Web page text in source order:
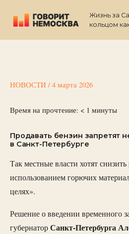
содержимому
Жизнь за
кольцом
НОВОСТИ / 4 марта 2026
Время на прочтение: < 1 минуты
Продавать бензин запретят
в Санкт-Петербурге
Так местные власти хотят
использованием горючих
целях».
Решение о введении временного
губернаторСанкт-Петербурга